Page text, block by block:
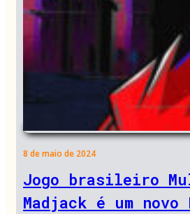
8 de maio de 2024
Jogo brasileiro
Madjack é um novo